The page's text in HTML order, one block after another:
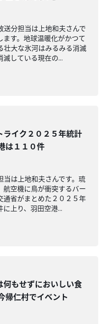
送分担当は上地和夫さんで
す。地球温暖化がかつて
壮大な氷河はみるみる消滅
滅している現在の...
ライク２０２５年統計
は１１０件
当は上地和夫さんです。琉
空機に鳥が衝突するバー
通省がまとめた２０２５年
上り、羽田空港...
何もせずにおいしい食
仁村でイベント